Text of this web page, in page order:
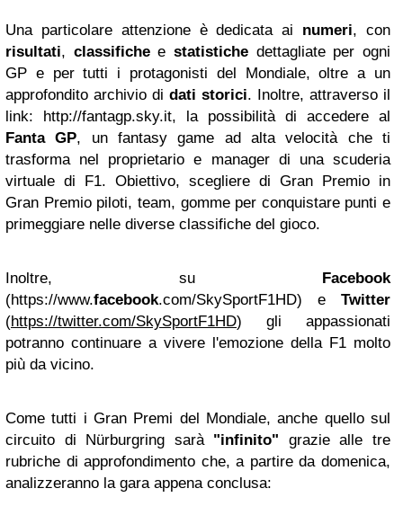
Una particolare attenzione è dedicata ai numeri, con
risultati, classificheestatistiche dettagliate per ogni
GP e per tutti i protagonisti del Mondiale, oltre a un
approfondito archivio di dati storici. Inoltre, attraverso il
link: http://fantagp.sky.it, la possibilità di accedere al
FantaGP, un fantasy game ad alta velocità che ti
trasforma nel proprietario e manager di una scuderia
virtuale di F1. Obiettivo, scegliere di Gran Premio in
Gran Premio piloti, team, gomme per conquistare punti e
primeggiare nelle diverse classifiche del gioco.
Inoltre, su Facebook
(https://www.facebook.com/SkySportF1HD) e Twitter
(https://twitter.com/SkySportF1HD) gli appassionati
potranno continuare a vivere l'emozione della F1 molto
più da vicino.
Come tutti i Gran Premi del Mondiale, anche quello sul
circuito di Nürburgring sarà "infinito" grazie alle tre
rubriche di approfondimento che, a partire da domenica,
analizzeranno la gara appena conclusa: